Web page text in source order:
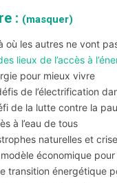
: (masquer)
où les autres ne vont
lieux de l’accès à
pour mieux vivre
de l’électrification
de la lutte contre la
à l’eau de tous
naturelles et
économique pour
transition énergétique